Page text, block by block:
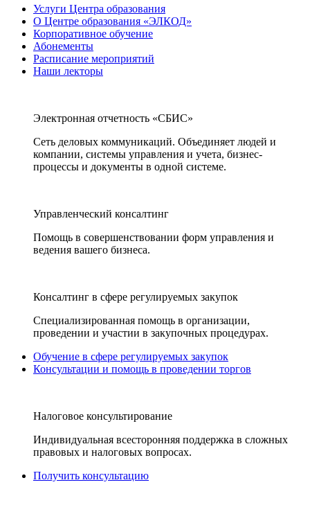
Услуги Центра образования
О Центре образования «ЭЛКОД»
Корпоративное обучение
Абонементы
Расписание мероприятий
Наши лекторы
Электронная отчетность «СБИС»
Сеть деловых коммуникаций. Объединяет людей и
компании, системы управления и учета, бизнес-
процессы и документы в одной системе.
Управленческий консалтинг
Помощь в совершенствовании форм управления и
ведения вашего бизнеса.
Консалтинг в сфере регулируемых закупок
Специализированная помощь в организации,
проведении и участии в закупочных процедурах.
Обучение в сфере регулируемых закупок
Консультации и помощь в проведении торгов
Налоговое консультирование
Индивидуальная всесторонняя поддержка в сложных
правовых и налоговых вопросах.
Получить консультацию